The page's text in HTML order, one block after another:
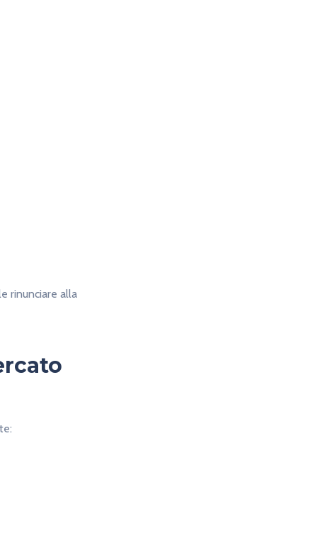
rinunciare alla